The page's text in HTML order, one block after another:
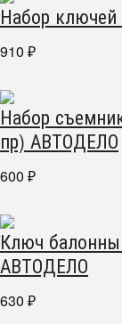
Набор
910 ₽
Набор
пр) АВТОДЕЛО
600 ₽
Ключ
АВТОДЕЛО
630 ₽